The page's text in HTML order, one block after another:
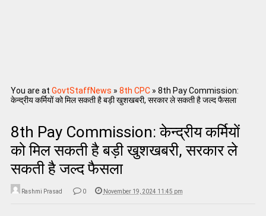
You are at GovtStaffNews » 8th CPC» 8th Pay Commission:
केन्‍द्रीय कर्मियों को मिल सकती है बड़ी खुशखबरी, सरकार ले सकती है जल्‍द फैसला
8th Pay Commission: केन्‍द्रीय कर्मियों
को मिल सकती है बड़ी खुशखबरी, सरकार ले
सकती है जल्‍द फैसला
Rashmi Prasad 0 November 19, 2024 11:45 pm